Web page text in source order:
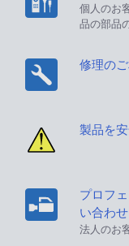
個人のお
品の部品
修理の
製品を
プロフ
い合わせ
法人のお